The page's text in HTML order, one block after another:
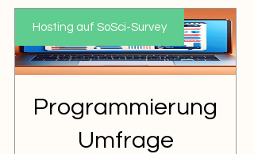
Hosting auf SoSci-Survey
Programmierung
Umfrage